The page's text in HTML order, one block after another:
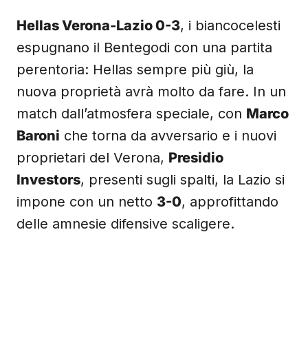
Hellas Verona-Lazio 0-3, i biancocelesti
espugnano il Bentegodi con una partita
perentoria: Hellas sempre più giù, la
nuova proprietà avrà molto da fare. In un
match dall’atmosfera speciale, con Marco
Baroni che torna da avversario e i nuovi
proprietari del Verona, Presidio
Investors, presenti sugli spalti, la Lazio si
impone con un netto 3-0, approfittando
delle amnesie difensive scaligere.